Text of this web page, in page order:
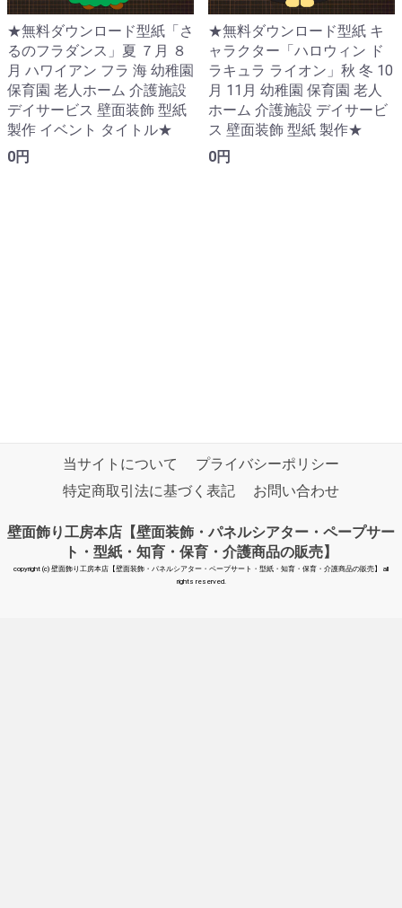
★無料ダウンロード型紙「さ
るのフラダンス」夏 ７月 ８
月 ハワイアン フラ 海 幼稚園
保育園 老人ホーム 介護施設
デイサービス 壁面装飾 型紙
製作 イベント タイトル★
0円
★無料ダウンロード型紙 キ
ャラクター「ハロウィン ド
ラキュラ ライオン」秋 冬 10
月 11月 幼稚園 保育園 老人
ホーム 介護施設 デイサービ
ス 壁面装飾 型紙 製作★
0円
当サイトについて
プライバシーポリシー
特定商取引法に基づく表記
お問い合わせ
壁面飾り工房本店【壁面装飾・パネルシアター・ペープサー
ト・型紙・知育・保育・介護商品の販売】
copyright (c) 壁面飾り工房本店【壁面装飾・パネルシアター・ペープサート・型紙・知育・保育・介護商品の販売】 all
rights reserved.